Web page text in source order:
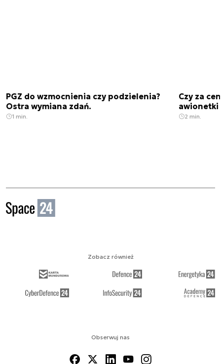
PGZ do wzmocnienia czy podzielenia?
Ostra wymiana zdań.
1 min.
Czy za
awionetki
2 min.
Obserwuj nas
Zobacz również